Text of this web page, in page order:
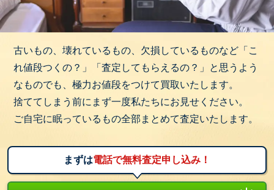
古いもの、壊れているもの、欠損しているものなど「こ
れ値段つくの？」「査定してもらえるの？」と思うよう
なものでも、極力お値段をつけて買取いたします。
捨ててしまう前にまず一度私たちにお見せください。
ご自宅に眠っているもの全部まとめて査定いたします。
まずは電話で無料査定申し込み！